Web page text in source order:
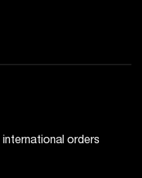
orders